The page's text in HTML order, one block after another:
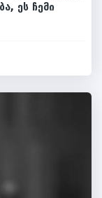
ეს ჩემი